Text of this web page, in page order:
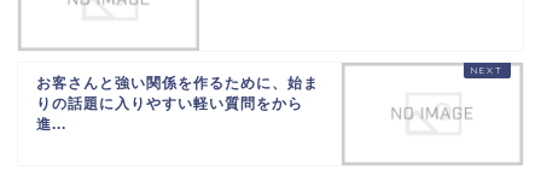
お客さんと強い関係を作るために、始ま
りの話題に入りやすい軽い質問をから
進...